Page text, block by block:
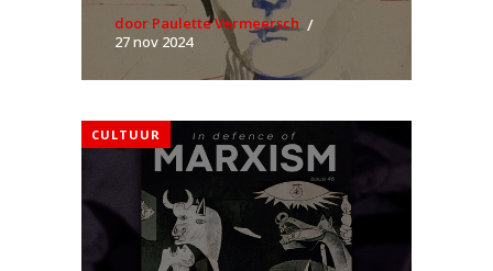
door Paulette Vermeersch
27 nov 2024
CULTUUR